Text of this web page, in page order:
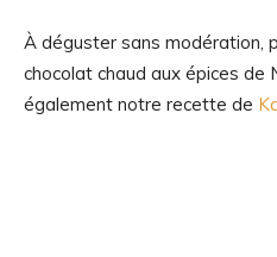
À déguster sans modération,
chocolat chaud aux épices de
également notre recette de